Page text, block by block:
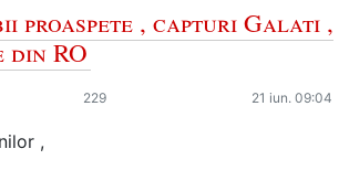
proaspete , capturi Galati ,
din RO
229 21 iun. 09:04
,